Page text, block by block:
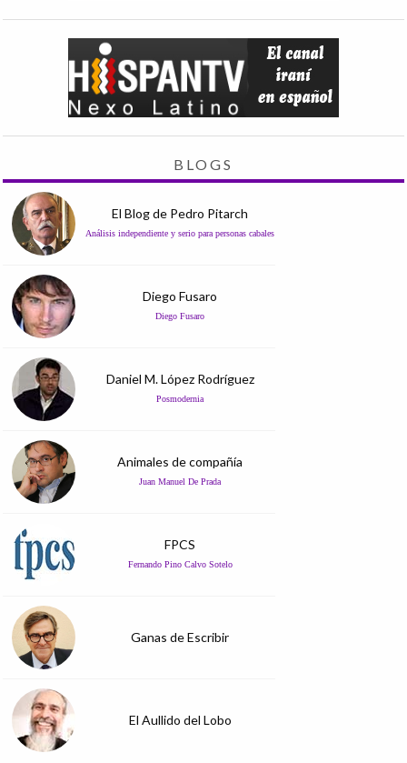
BLOGS
El Blog de Pedro Pitarch
Análisis independiente y serio para personas cabales
Diego Fusaro
Diego Fusaro
Daniel M. López Rodríguez
Posmodernia
Animales de compañía
Juan Manuel De Prada
FPCS
Fernando Pino Calvo Sotelo
Ganas de Escribir
El Aullido del Lobo